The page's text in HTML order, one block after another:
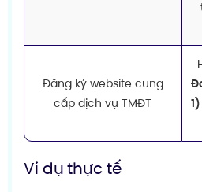
Đăng ký website cung
cấp dịch vụ TMĐT
1)
Ví dụ thực tế